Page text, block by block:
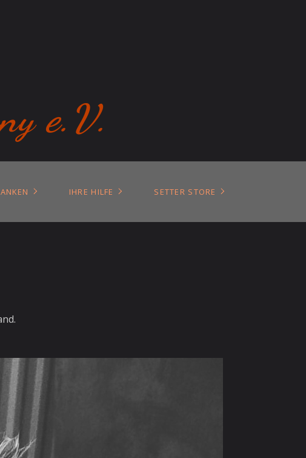
e.V.
IHRE HILFE SETTER STORE